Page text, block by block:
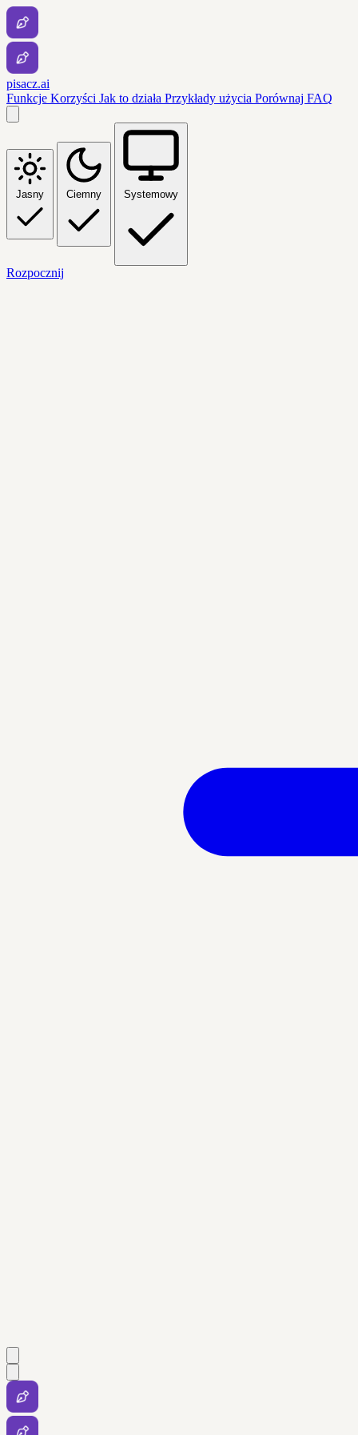
pisacz.ai
Funkcje Korzyści Jak to działa Przykłady użycia Porównaj FAQ
Jasny Ciemny Systemowy
Rozpocznij